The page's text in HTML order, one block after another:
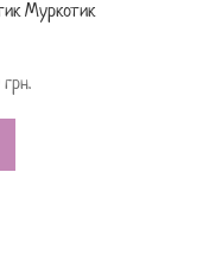
Муркотик
грн.